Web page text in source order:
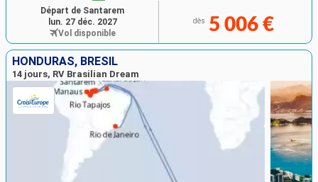
dès 5 006 €
Départ de Santarem
lun. 27 déc. 2027
Vol disponible
HONDURAS, BRÉSIL
14 jours, RV Brasilian Dream